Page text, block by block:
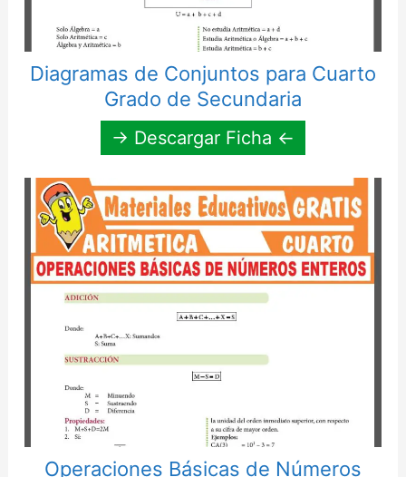
Diagramas de Conjuntos para Cuarto
Grado de Secundaria
→ Descargar Ficha ←
Operaciones Básicas de Números